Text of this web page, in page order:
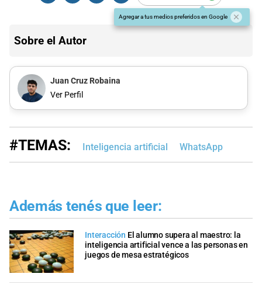
Agregar a tus medios preferidos en Google
Sobre el Autor
Juan Cruz Robaina
Ver Perfil
#TEMAS: Inteligencia artificial WhatsApp
Además tenés que leer:
Interacción El alumno supera al maestro: la
inteligencia artificial vence a las personas en
juegos de mesa estratégicos